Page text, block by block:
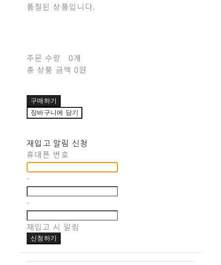
품절된 상품입니다.
주문 수량
0개
총 상품 금액 0원
구매하기
장바구니에 담기
재입고 알림 신청
휴대폰 번호
-
-
재입고 시 알림
신청하기